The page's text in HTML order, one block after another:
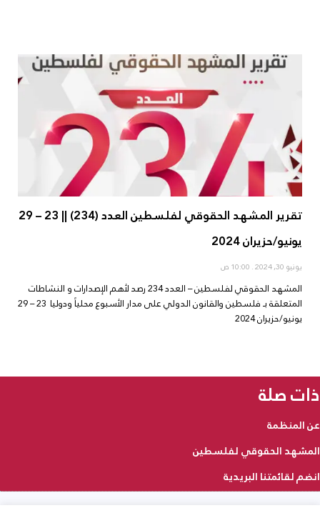
تقرير المشهد الحقوقي لفلسطين العدد (234) || 23 – 29
يونيو/حزيران 2024
يونيو 30, 2024
المشهد الحقوقي لفلسطين – العدد 234 رصد لأهم الإصدارات و النشاطات
المتعلقة بـ فلسطين والقانون الدولي على مدار الأسبوع محلياً ودوليا 23 – 29
يونيو/حزيران 2024
ذات صلة
عن المنظمة
المشهد الحقوقي لفلسطين
انضم لقائمتنا البريدية